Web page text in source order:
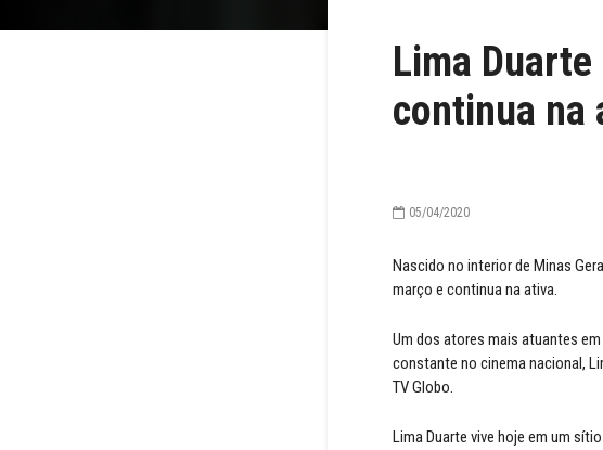
Lima
continua na
05/04/2020
Nascido no interior de Minas
março e continua na ativa.
Um dos atores mais atuantes
constante no cinema nacional,
TV Globo.
Lima Duarte vive hoje em um